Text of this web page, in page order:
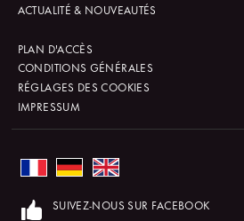
ACTUALITÉ & NOUVEAUTÉS
PLAN D'ACCÈS
CONDITIONS GÉNÉRALES
RÉGLAGES DES COOKIES
IMPRESSUM
SUIVEZ-NOUS SUR FACEBOOK